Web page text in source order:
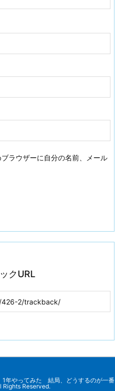
ラウザーに自分の名前、メール
クURL
1年やってみた 結局、どうするのが一番
Rights Reserved.